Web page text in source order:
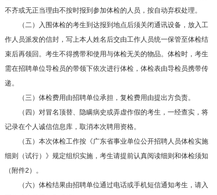
不齐或无正当理由不按时报到参加体检的人员，按自动弃权处理。
（二）入围体检的考生到达报到地点后须关闭通讯设备，放入工
作人员派发的信封，写上本人姓名后交由工作人员统一保管至体检结
束后再领回。考生不得携带和使用与体检无关的物品。体检时，考生
需在招聘单位导检员的带领下依次进行体检，体检表由导检员携带传
递。
（三）体检费用由招聘单位承担，复检费用由提出方负责。
（四）对冒名顶替、隐瞒病史或弄虚作假的考生，一经查实，将
记录在个人诚信信息库，取消本次聘用资格。
（五）本次体检工作按《广东省事业单位公开招聘人员体检实施
细则（试行）》规定组织实施，考生请提前认真阅读细则和体检须知
（附件2）。
（六）体检结果由招聘单位通过电话或手机短信通知考生，请入